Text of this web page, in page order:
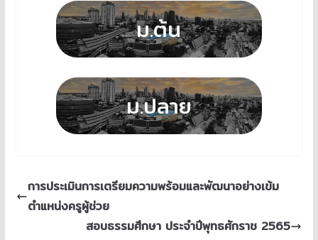
การประเมินการเตรียมความพร้อมและพัฒนาอย่างเข้ม
ตำแหน่งครูผู้ช่วย
สอบธรรมศึกษา ประจำปีพุทธศักราช 2565